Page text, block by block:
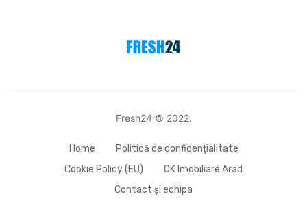
Fresh24 © 2022.
Home
Politică de confidențialitate
Cookie Policy (EU)
OK Imobiliare Arad
Contact și echipa